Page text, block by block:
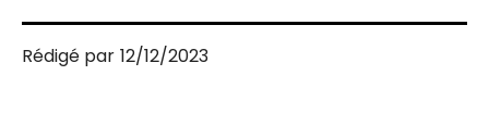
Rédigé par 12/12/2023